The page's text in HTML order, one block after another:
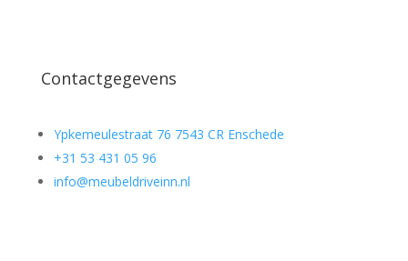
Contactgegevens
Ypkemeulestraat 76 7543 CR Enschede
+31 53 431 05 96
info@meubeldriveinn.nl